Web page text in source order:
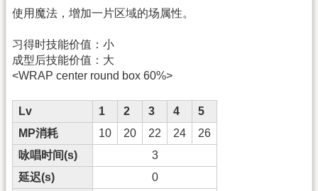
使用魔法，增加一片区域的场属性。
习得时技能价值：小
成型后技能价值：大
<WRAP center round box 60%>
Lv 1 2 3 4
5
MP消耗
10 20 22 24
26
咏唱时间(s)
3
延迟(s)
0